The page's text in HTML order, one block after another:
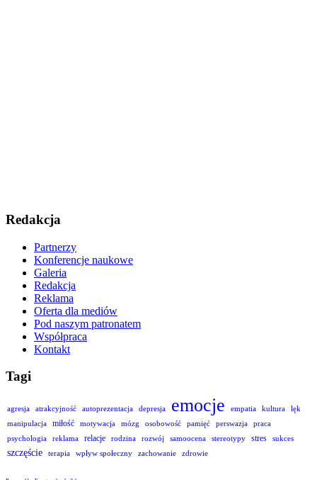
Redakcja
Partnerzy
Konferencje naukowe
Galeria
Redakcja
Reklama
Oferta dla mediów
Pod naszym patronatem
Współpraca
Kontakt
Tagi
agresja atrakcyjność autoprezentacja depresja emocje empatia kultura
lęk
manipulacja
miłość motywacja mózg osobowość pamięć perswazja
praca
psychologia
reklama relacje rodzina rozwój samoocena stereotypy stres sukces
szczęście terapia wpływ społeczny zachowanie zdrowie